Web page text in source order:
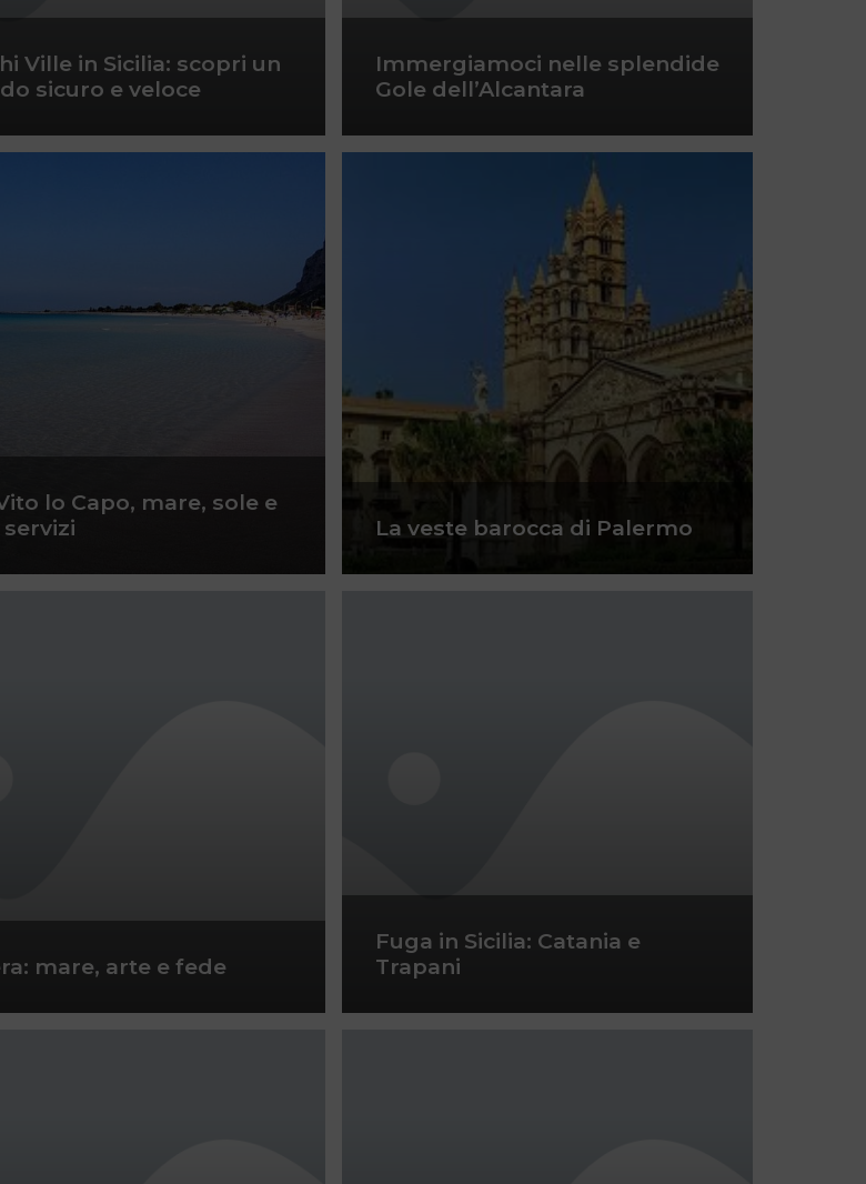
Ville in Sicilia: scopri un
sicuro e veloce
Immergiamoci nelle splendide
Gole dell’Alcantara
lo Capo, mare, sole e
La veste barocca di Palermo
mare, arte e fede
Fuga in Sicilia: Catania e
Trapani